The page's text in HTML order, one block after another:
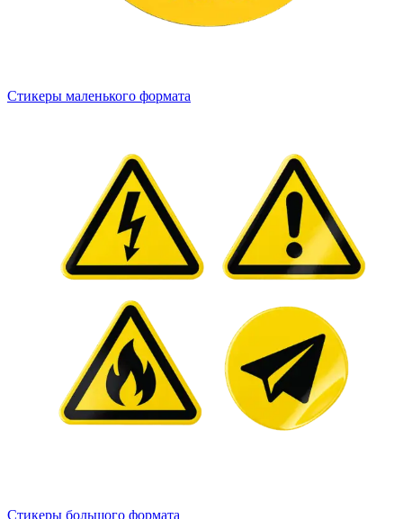
Стикеры маленького формата
Стикеры большого формата